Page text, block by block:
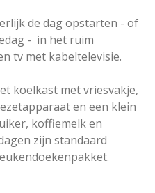
de dag opstarten - of
- in het ruim
tv met kabeltelevisie.
koelkast met vriesvakje,
en een klein
koffiemelk en
zijn standaard